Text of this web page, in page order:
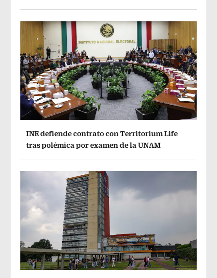
INE defiende contrato con Territorium Life
tras polémica por examen de la UNAM